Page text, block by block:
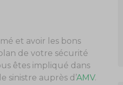
et avoir les bons
de votre sécurité
êtes impliqué dans
sinistre auprès d’AMV.